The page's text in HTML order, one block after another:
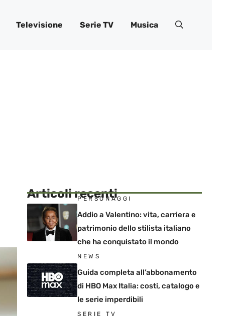
Televisione Serie TV Musica
Articoli recenti
PERSONAGGI
Addio a Valentino: vita, carriera e
patrimonio dello stilista italiano
che ha conquistato il mondo
NEWS
Guida completa all’abbonamento
di HBO Max Italia: costi, catalogo e
le serie imperdibili
SERIE TV